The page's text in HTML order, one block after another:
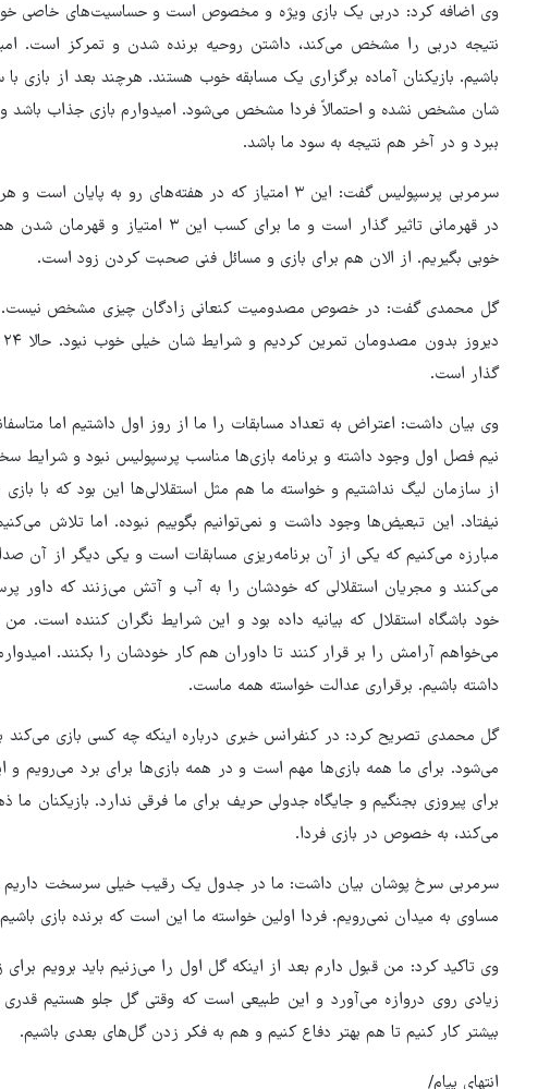
وی اضافه کرد: دربی یک بازی ویژه و مخصوص است و حساسیت‌های خاصی
نتیجه دربی را مشخص می‌کند، داشتن روحیه برنده شدن و تمرکز است.
باشیم. بازیکنان آماده برگزاری یک مسابقه خوب هستند. هرچند بعد از بازی
شان مشخص نشده و احتمالاً فردا مشخص می‌شود. امیدوارم بازی جذاب باشد و
ببرد و در آخر هم نتیجه به سود ما باشد.
سرمربی پرسپولیس گفت: این ۳ امتیاز که در هفته‌های رو
در قهرمانی تاثیر گذار است و ما برای
خوبی بگیریم. از الان هم برای بازی و مسائل فنی صحبت کردن زود است.
گل محمدی گفت: در خصوص مصدومیت کنعانی زادگان چیزی مشخص نیست.
گذار است.
وی بیان داشت: اعتراض به تعداد مسابقات را ما از روز اول داشتیم اما
نیم فصل اول وجود داشته و برنامه بازی‌ها مناسب پرسپولیس نبود و شرایط
از سازمان لیگ نداشتیم و خواسته ما هم مثل استقلالی‌ها این بود که با
نیفتاد. این تبعیض‌ها وجود داشت و نمی‌توانیم بگوییم نبوده. اما تلاش
مبارزه می‌کنیم که یکی از آن برنامه‌ریزی مسابقات است و یکی دیگر از آن
می‌کنند و مجریان استقلالی که خودشان را به آب و آتش می‌زنند که داور
خود باشگاه استقلال که بیانیه داده بود و این شرایط نگران کننده است. من
می‌خواهم آرامش را بر قرار کنند تا داوران هم کار خودشان را بکنند.
داشته باشیم. برقراری عدالت خواسته همه ماست.
گل محمدی تصریح کرد: در کنفرانس خبری درباره اینکه چه کسی بازی
می‌شود. برای ما همه بازی‌ها مهم است و در همه بازی‌ها برای برد می‌رویم
برای پیروزی بجنگیم و جایگاه جدولی حریف برای ما فرقی ندارد. بازیکنان
می‌کند، به خصوص در بازی فردا.
سرمربی سرخ پوشان بیان داشت: ما در جدول یک رقیب خیلی سرسخت داریم
مساوی به میدان نمی‌رویم. فردا اولین خواسته ما این است که برنده بازی
وی تاکید کرد: من قبول دارم بعد از اینکه گل اول را می‌زنیم باید برویم
زیادی روی دروازه می‌آورد و این طبیعی است که وقتی گل جلو هستیم قدری
بیشتر کار کنیم تا هم بهتر دفاع کنیم و هم به فکر زدن گل‌های بعدی باشیم.
انتهای پیام/
هماهنگی محور مقاومت، آمریکا را
در منطقه درمانده کرد